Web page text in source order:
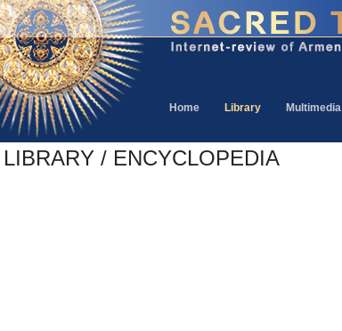
Home Library Multimedia
LIBRARY / ENCYCLOPEDIA